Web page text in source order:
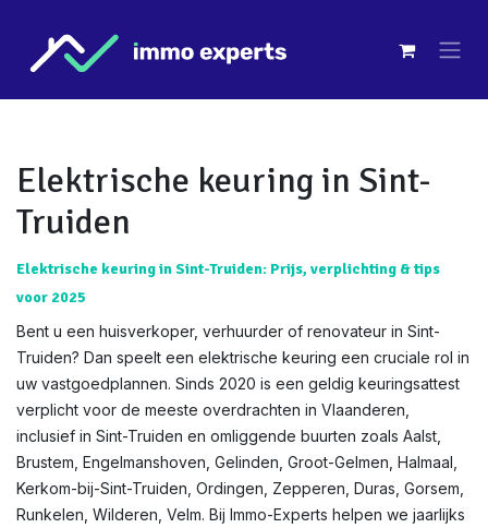
Elektrische keuring in Sint-
Truiden
Elektrische keuring in Sint-Truiden: Prijs, verplichting & tips
voor 2025
Bent u een huisverkoper, verhuurder of renovateur in Sint-
Truiden? Dan speelt een elektrische keuring een cruciale rol in
uw vastgoedplannen. Sinds 2020 is een geldig keuringsattest
verplicht voor de meeste overdrachten in Vlaanderen,
inclusief in Sint-Truiden en omliggende buurten zoals Aalst,
Brustem, Engelmanshoven, Gelinden, Groot-Gelmen, Halmaal,
Kerkom-bij-Sint-Truiden, Ordingen, Zepperen, Duras, Gorsem,
Runkelen, Wilderen, Velm. Bij Immo-Experts helpen we jaarlijks